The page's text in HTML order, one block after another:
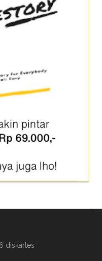
diskartes